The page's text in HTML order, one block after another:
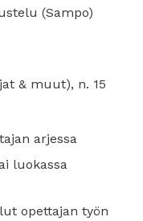
(Sampo)
& muut), n. 15
arjessa
luokassa
opettajan työn